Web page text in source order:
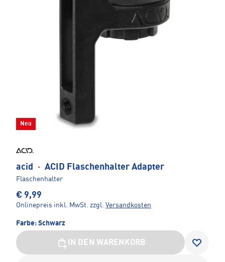
Neu
acid · ACID Flaschenhalter Adapter
Flaschenhalter
€ 9,99
Onlinepreis inkl. MwSt. zzgl. Versandkosten
Farbe: Schwarz
IN DEN WARENKORB